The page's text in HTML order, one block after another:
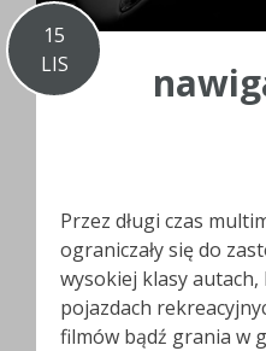
15
LIS
Przez długi czas
ograniczały się do
wysokiej klasy
pojazdach
filmów bądź grania w